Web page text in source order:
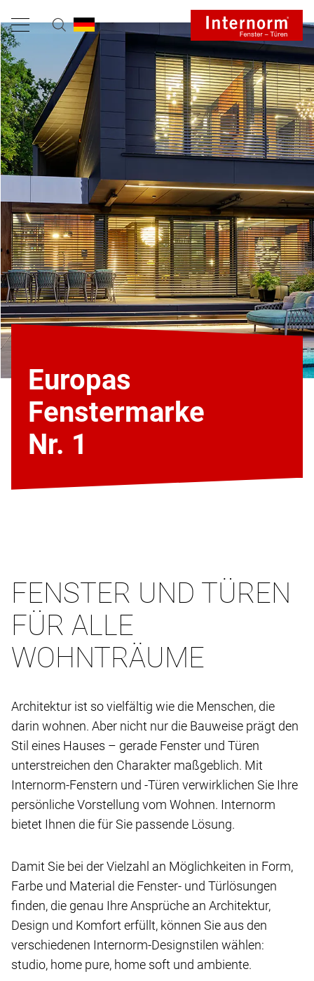
Europas
Fenstermarke
Nr. 1
FENSTER UND TÜREN
FÜR ALLE
WOHNTRÄUME
Architektur ist so vielfältig wie die Menschen, die
darin wohnen. Aber nicht nur die Bauweise prägt den
Stil eines Hauses – gerade Fenster und Türen
unterstreichen den Charakter maßgeblich. Mit
Internorm-Fenstern und -Türen verwirklichen Sie Ihre
persönliche Vorstellung vom Wohnen. Internorm
bietet Ihnen die für Sie passende Lösung.
Damit Sie bei der Vielzahl an Möglichkeiten in Form,
Farbe und Material die Fenster- und Türlösungen
finden, die genau Ihre Ansprüche an Architektur,
Design und Komfort erfüllt, können Sie aus den
verschiedenen Internorm-Designstilen wählen:
studio, home pure, home soft und ambiente.